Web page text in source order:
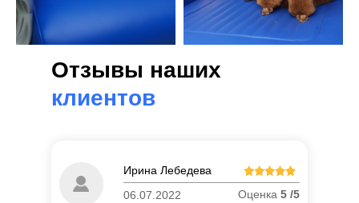
Отзывы наших
клиентов
Ирина Лебедева
06.07.2022
Оценка 5 /5